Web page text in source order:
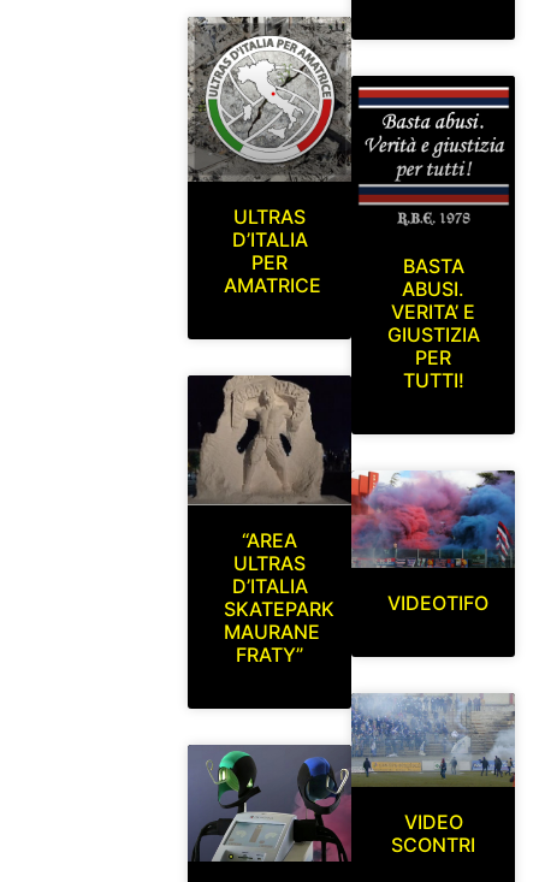
ULTRAS
D’ITALIA
PER
AMATRICE
“AREA
ULTRAS
D’ITALIA
SKATEPARK
MAURANE
FRATY”
BASTA
ABUSI.
VERITA’ E
GIUSTIZIA
PER
TUTTI!
VIDEOTIFO
VIDEO
SCONTRI